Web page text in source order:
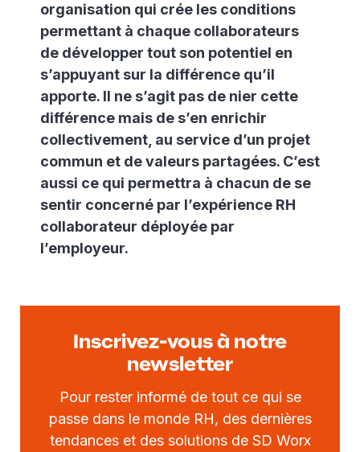
organisation qui crée les conditions
permettant à chaque collaborateurs
de développer tout son potentiel en
s’appuyant sur la différence qu’il
apporte. Il ne s’agit pas de nier cette
différence mais de s’en enrichir
collectivement, au service d’un projet
commun et de valeurs partagées. C’est
aussi ce qui permettra à chacun de se
sentir concerné par l’expérience RH
collaborateur déployée par
l’employeur.
Inscrivez-vous à notre
newsletter
Pour rester informé de tout ce qui se
passe dans le monde RH, des dernières
tendances et des solutions de SD Worx